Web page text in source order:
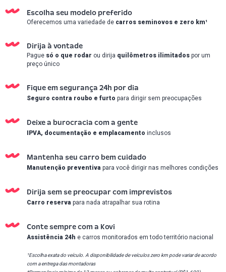
Escolha seu modelo preferido
Oferecemos uma variedade de carros seminovos e zero km¹
Dirija à vontade
Pague só o que rodar ou dirija quilômetros ilimitados por um
preço único
Fique em segurança 24h por dia
Seguro contra roubo e furto para dirigir sem preocupações
Deixe a burocracia com a gente
IPVA, documentação e emplacamento inclusos
Mantenha seu carro bem cuidado
Manutenção preventiva para você dirigir nas melhores condições
Dirija sem se preocupar com imprevistos
Carro reserva para nada atrapalhar sua rotina
Conte sempre com a Kovi
Assistência 24h e carros monitorados em todo território nacional
¹Escolha exata do veículo. A disponibilidade de veículos zero km pode variar de acordo
com a entrega das montadoras